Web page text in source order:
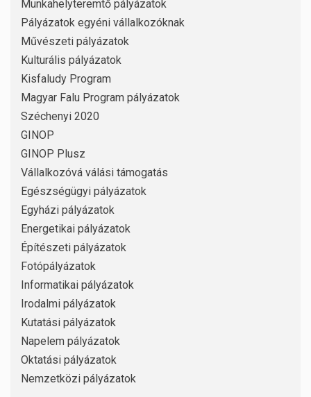
Munkahelyteremtő pályázatok
Pályázatok egyéni vállalkozóknak
Művészeti pályázatok
Kulturális pályázatok
Kisfaludy Program
Magyar Falu Program pályázatok
Széchenyi 2020
GINOP
GINOP Plusz
Vállalkozóvá válási támogatás
Egészségügyi pályázatok
Egyházi pályázatok
Energetikai pályázatok
Építészeti pályázatok
Fotópályázatok
Informatikai pályázatok
Irodalmi pályázatok
Kutatási pályázatok
Napelem pályázatok
Oktatási pályázatok
Nemzetközi pályázatok